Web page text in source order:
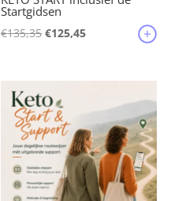
Startgidsen
€135,35Oorspronkelijke
€135,35.
€125,45Huidige